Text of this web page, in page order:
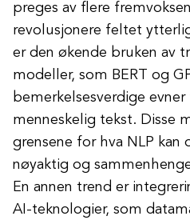
preges av flere
revolusjonere feltet
er den økende bruken av
modeller, som BERT og
bemerkelsesverdige
menneskelig tekst. Disse
grensene for hva NLP
nøyaktig og
En annen trend er
AI-teknologier, som